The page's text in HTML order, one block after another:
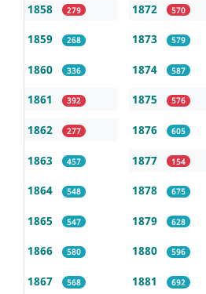
1858 279
1859 268
1860 336
1861 392
1862 277
1863 457
1864 548
1865 547
1866 580
1867 568
1872 570
1873 579
1874 587
1875 576
1876 605
1877 154
1878 675
1879 628
1880 596
1881 692